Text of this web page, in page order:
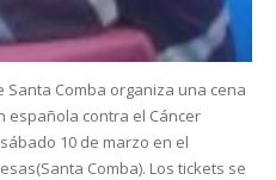
Comba organiza una cena
española contra el Cáncer
10 de marzo en el
Comba). Los tickets se